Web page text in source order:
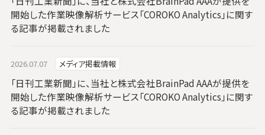
開始した作業映像解析サービス「COROKO Analytics」に関す
る記事が掲載されました
2026.07.07 メディア掲載情報
「日刊工業新聞」に、当社と株式会社BrainPad AAAが提供を
開始した作業映像解析サービス「COROKO Analytics」に関す
る記事が掲載されました